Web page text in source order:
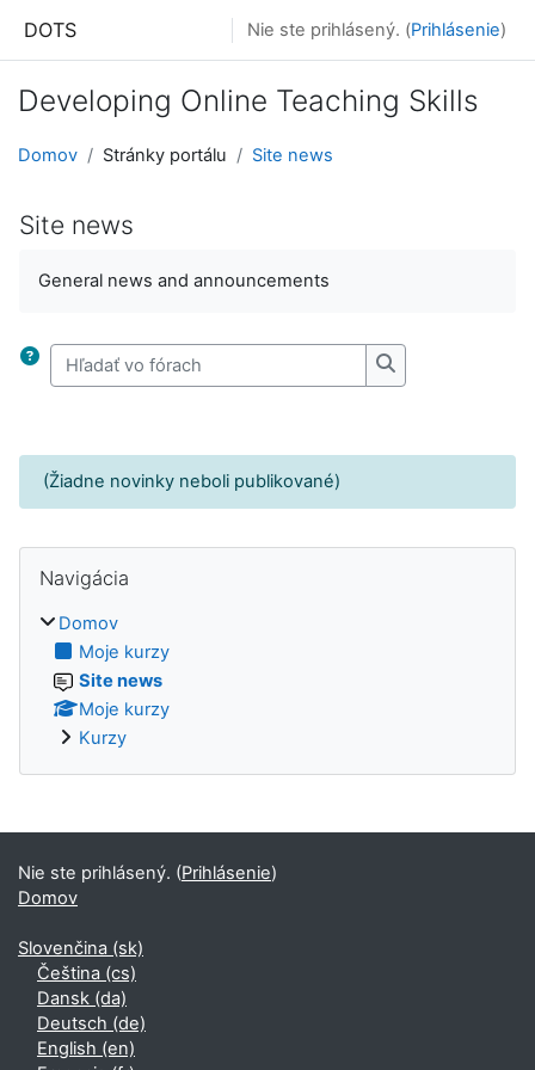
DOTS Nie ste prihlásený. (Prihlásenie)
Developing Online Teaching Skills
Domov Stránky portálu Site news
Site news
General news and announcements
Hľadať vo fórach
Hľadať vo fórach
(Žiadne novinky neboli publikované)
Navigácia
Domov
Moje kurzy
Site news
Moje kurzy
Kurzy
Nie ste prihlásený. (Prihlásenie)
Domov
Slovenčina ‎(sk)‎
Čeština ‎(cs)‎
Dansk ‎(da)‎
Deutsch ‎(de)‎
English ‎(en)‎